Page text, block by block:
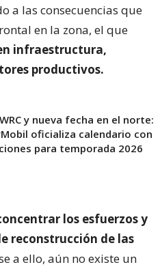
a las consecuencias que
en la zona, el que
infraestructura,
productivos.
y nueva fecha en el norte:
oficializa calendario con
para temporada 2026
los esfuerzos y
reconstrucción de las
a ello, aún no existe un